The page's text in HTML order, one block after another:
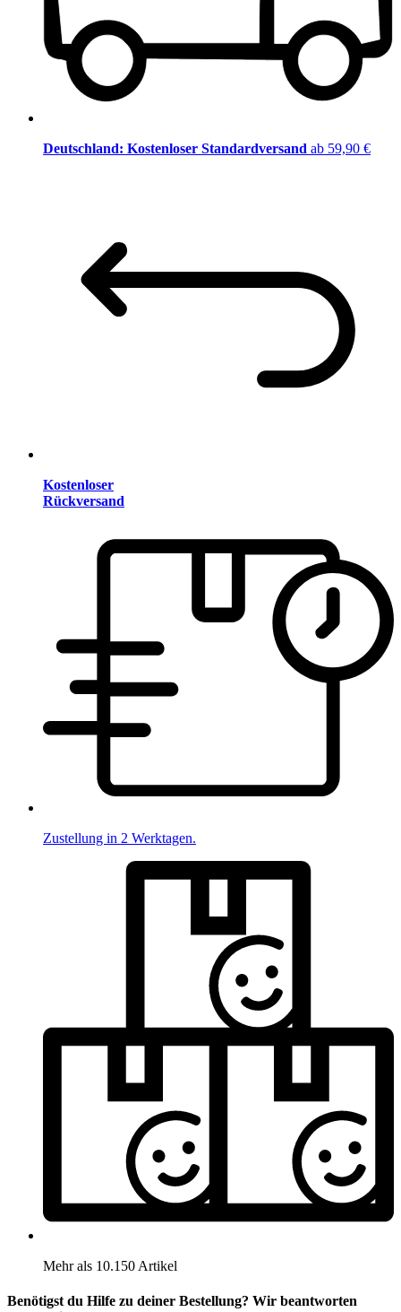
Deutschland: Kostenloser Standardversand ab 59,90 €
Kostenloser
Rückversand
Zustellung in 2 Werktagen.
Mehr als 10.150 Artikel
Benötigst du Hilfe zu deiner Bestellung? Wir beantworten